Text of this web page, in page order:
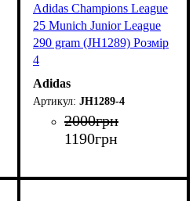
Adidas Champions League
25 Munich Junior League
290 gram (JH1289) Розмір
4
Adidas
JH1289-4
2000грн
1190грн